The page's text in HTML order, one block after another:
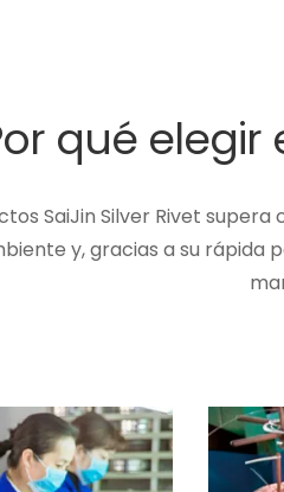
qué elegir
SaiJin Silver Rivet
y, gracias a su rápida